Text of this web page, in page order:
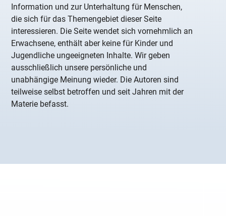
Information und zur Unterhaltung für Menschen,
die sich für das Themengebiet dieser Seite
interessieren. Die Seite wendet sich vornehmlich an
Erwachsene, enthält aber keine für Kinder und
Jugendliche ungeeigneten Inhalte. Wir geben
ausschließlich unsere persönliche und
unabhängige Meinung wieder. Die Autoren sind
teilweise selbst betroffen und seit Jahren mit der
Materie befasst.